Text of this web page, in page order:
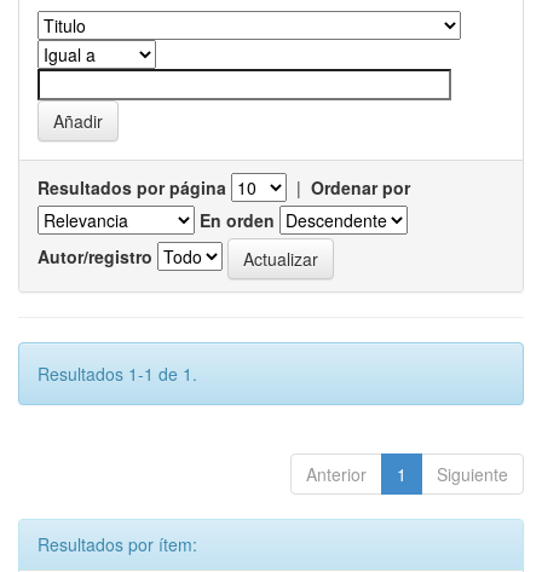
Resultados por página | Ordenar por
En orden
Autor/registro
Resultados 1-1 de 1.
Anterior 1 Siguiente
Resultados por ítem: